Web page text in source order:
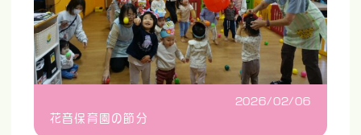
2026/02/06
花音保育園の節分